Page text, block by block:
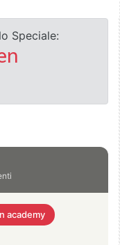
Speciale:
academy